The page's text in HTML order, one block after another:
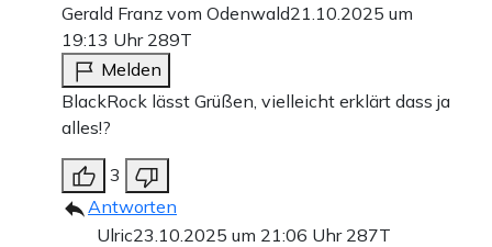
Gerald Franz vom Odenwald21.10.2025 um
19:13 Uhr 289T
Melden
BlackRock lässt Grüßen, vielleicht erklärt dass ja
alles!?
3
Antworten
Ulric23.10.2025 um 21:06 Uhr 287T